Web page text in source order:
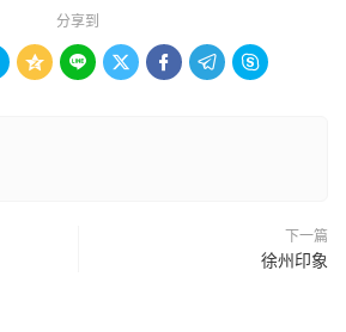
分享到
     
下一篇
徐州印象